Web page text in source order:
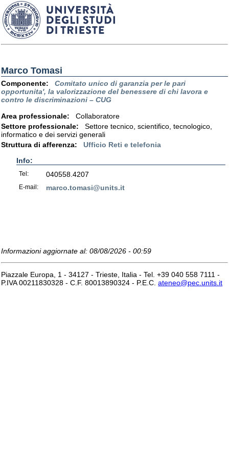
Marco Tomasi
Componente:Comitato unico di garanzia per le pari
opportunita', la valorizzazione del benessere di chi lavora e
contro le discriminazioni – CUG
Area professionale:Collaboratore
Settore professionale:Settore tecnico, scientifico, tecnologico,
informatico e dei servizi generali
Struttura di afferenza:Ufficio Reti e telefonia
Info:
Tel: 040558.4207
E-mail: marco.tomasi@units.it
Informazioni aggiornate al: 08/08/2026 - 00:59
Piazzale Europa, 1 - 34127 - Trieste, Italia - Tel. +39 040 558 7111 -
P.IVA 00211830328 - C.F. 80013890324 - P.E.C.ateneo@pec.units.it